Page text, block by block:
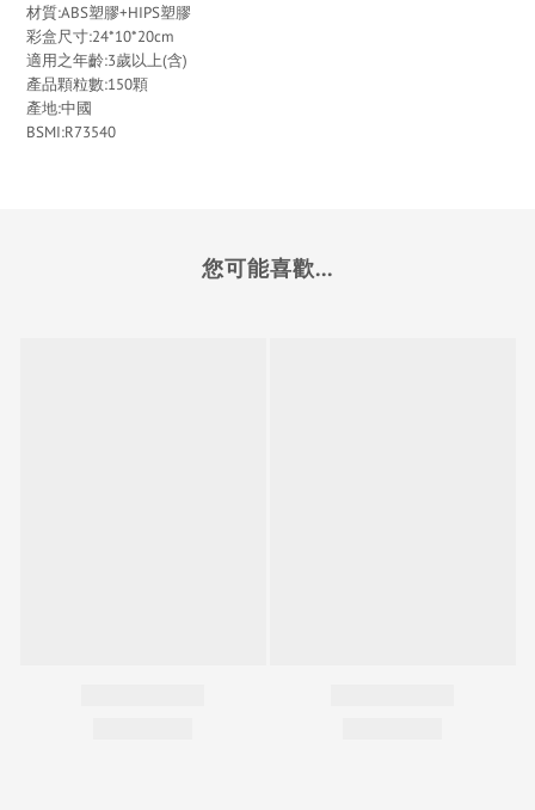
材質:ABS塑膠+HIPS塑膠
彩盒尺寸:24*10*20cm
適用之年齡:3歲以上(含)
產品顆粒數:150顆
產地:中國
BSMI:R73540
您可能喜歡...